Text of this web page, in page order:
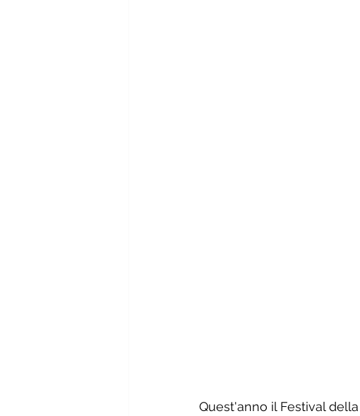
Quest'anno il Festival